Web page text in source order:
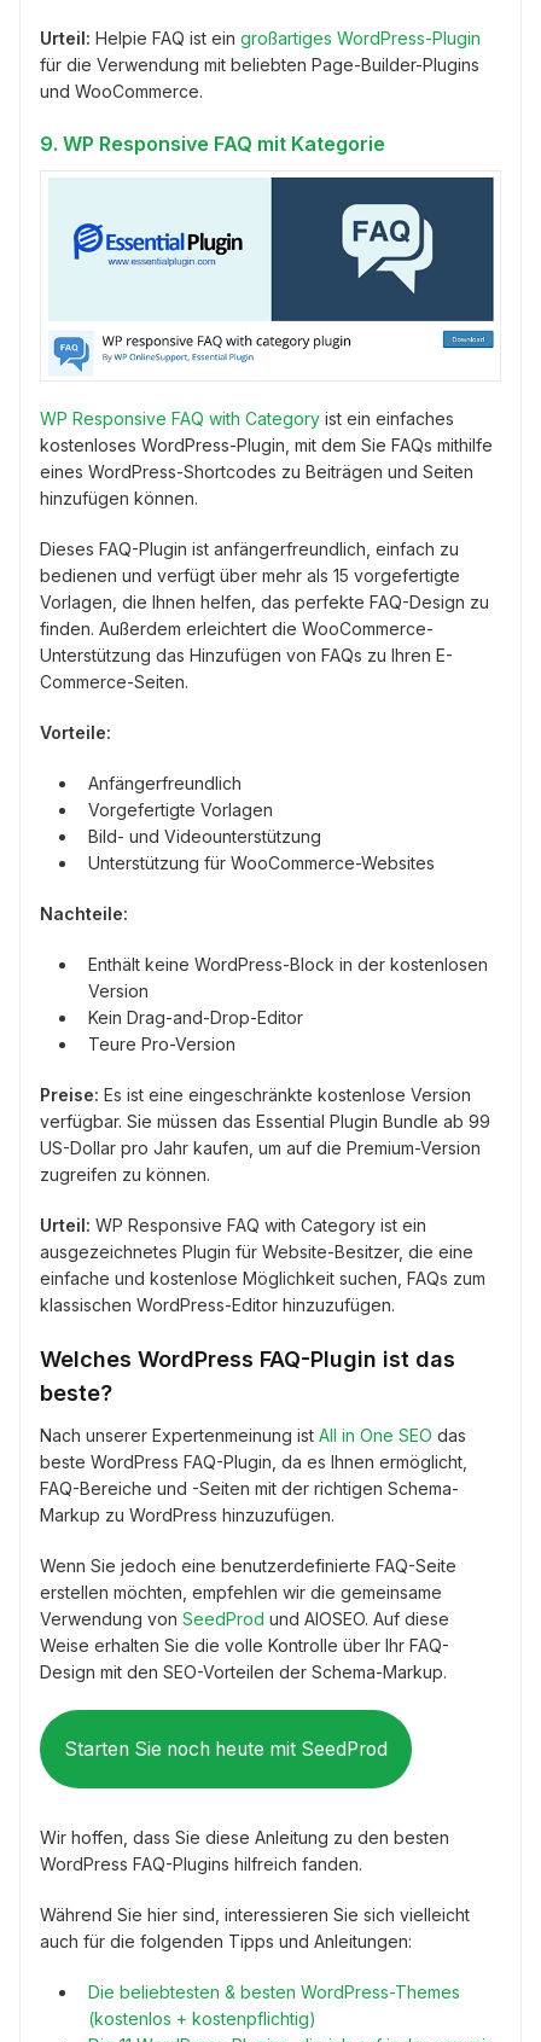
Urteil: Helpie FAQ ist ein großartiges WordPress-Plugin
für die Verwendung mit beliebten Page-Builder-Plugins
und WooCommerce.
9. WP Responsive FAQ mit Kategorie
WP Responsive FAQ with Category ist ein einfaches
kostenloses WordPress-Plugin, mit dem Sie FAQs mithilfe
eines WordPress-Shortcodes zu Beiträgen und Seiten
hinzufügen können.
Dieses FAQ-Plugin ist anfängerfreundlich, einfach zu
bedienen und verfügt über mehr als 15 vorgefertigte
Vorlagen, die Ihnen helfen, das perfekte FAQ-Design zu
finden. Außerdem erleichtert die WooCommerce-
Unterstützung das Hinzufügen von FAQs zu Ihren E-
Commerce-Seiten.
Vorteile:
Anfängerfreundlich
Vorgefertigte Vorlagen
Bild- und Videounterstützung
Unterstützung für WooCommerce-Websites
Nachteile:
Enthält keine WordPress-Block in der kostenlosen
Version
Kein Drag-and-Drop-Editor
Teure Pro-Version
Preise: Es ist eine eingeschränkte kostenlose Version
verfügbar. Sie müssen das Essential Plugin Bundle ab 99
US-Dollar pro Jahr kaufen, um auf die Premium-Version
zugreifen zu können.
Urteil: WP Responsive FAQ with Category ist ein
ausgezeichnetes Plugin für Website-Besitzer, die eine
einfache und kostenlose Möglichkeit suchen, FAQs zum
klassischen WordPress-Editor hinzuzufügen.
Welches WordPress FAQ-Plugin ist das
beste?
Nach unserer Expertenmeinung ist All in One SEO das
beste WordPress FAQ-Plugin, da es Ihnen ermöglicht,
FAQ-Bereiche und -Seiten mit der richtigen Schema-
Markup zu WordPress hinzuzufügen.
Wenn Sie jedoch eine benutzerdefinierte FAQ-Seite
erstellen möchten, empfehlen wir die gemeinsame
Verwendung von SeedProd und AIOSEO. Auf diese
Weise erhalten Sie die volle Kontrolle über Ihr FAQ-
Design mit den SEO-Vorteilen der Schema-Markup.
Starten Sie noch heute mit SeedProd
Wir hoffen, dass Sie diese Anleitung zu den besten
WordPress FAQ-Plugins hilfreich fanden.
Während Sie hier sind, interessieren Sie sich vielleicht
auch für die folgenden Tipps und Anleitungen:
Die beliebtesten & besten WordPress-Themes
(kostenlos + kostenpflichtig)